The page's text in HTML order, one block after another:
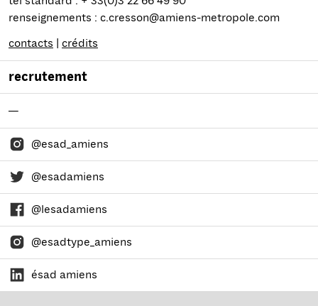
renseignements : c.cresson@amiens-metropole.com
contacts | crédits
recrutement
—
@esad_amiens
@esadamiens
@lesadamiens
@esadtype_amiens
ésad amiens